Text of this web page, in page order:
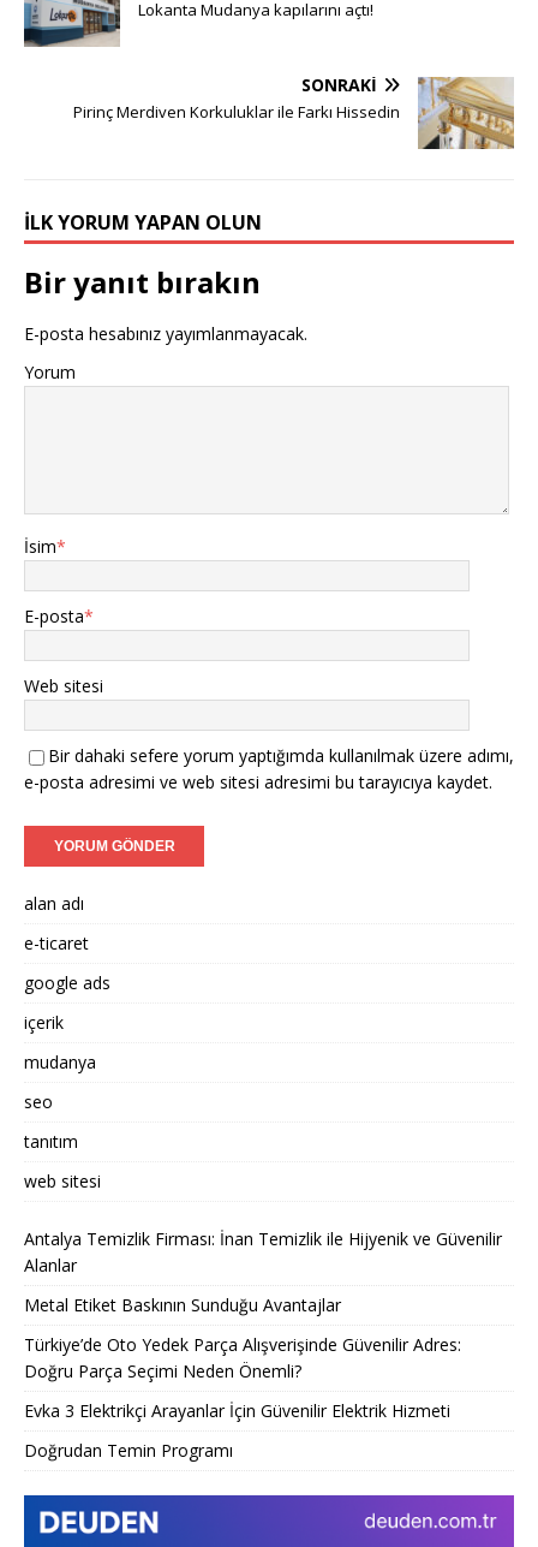
Lokanta Mudanya kapılarını açtı!
SONRAKI
Pirinç Merdiven Korkuluklar ile Farkı Hissedin
İLK YORUM YAPAN OLUN
Bir yanıt bırakın
E-posta hesabınız yayımlanmayacak.
Yorum
İsim*
E-posta*
Web sitesi
Bir dahaki sefere yorum yaptığımda kullanılmak üzere adımı,
e-posta adresimi ve web sitesi adresimi bu tarayıcıya kaydet.
alan adı
e-ticaret
google ads
içerik
mudanya
seo
tanıtım
web sitesi
Antalya Temizlik Firması: İnan Temizlik ile Hijyenik ve Güvenilir
Alanlar
Metal Etiket Baskının Sunduğu Avantajlar
Türkiye’de Oto Yedek Parça Alışverişinde Güvenilir Adres:
Doğru Parça Seçimi Neden Önemli?
Evka 3 Elektrikçi Arayanlar İçin Güvenilir Elektrik Hizmeti
Doğrudan Temin Programı